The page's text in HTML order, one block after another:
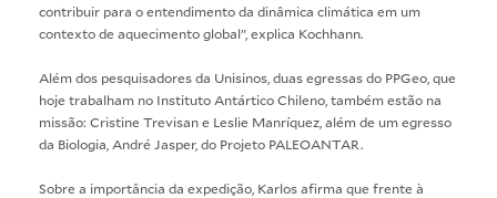
contribuir para o entendimento da dinâmica climática em um
contexto de aquecimento global”, explica Kochhann.
Além dos pesquisadores da Unisinos, duas egressas do PPGeo, que
hoje trabalham no Instituto Antártico Chileno, também estão na
missão: Cristine Trevisan e Leslie Manríquez, além de um egresso
da Biologia, André Jasper, do Projeto PALEOANTAR.
Sobre a importância da expedição, Karlos afirma que frente à